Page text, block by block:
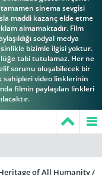
sinema sevgisi
maddi kazanç elde etme
almamaktadır. Film
sodyal medya
bizimle ilgisi yoktur.
tabi tutulamaz. Her ne
sorunu oluşabilecek bir
video linklerinin
filmin paylaşılan linkleri
of All Humanity /